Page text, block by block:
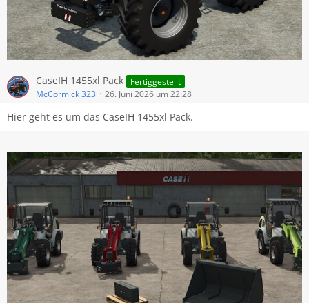
CaseIH 1455xl Pack
Fertiggestellt
McCormick 323
26. Juni 2026 um 22:28
Hier geht es um das CaseIH 1455xl Pack.